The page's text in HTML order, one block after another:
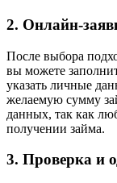
2. Онлайн-
После выбора
вы можете
указать личные
желаемую сумму
данных, так как
получении займа.
3. Проверка и